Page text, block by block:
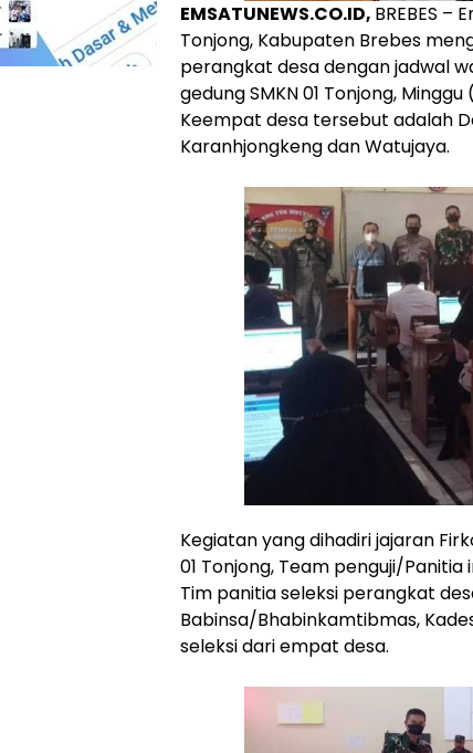
EMSATUNEWS.CO.ID, BREBES
Tonjong, Kabupaten Brebes
perangkat desa dengan jadwal
gedung SMKN 01 Tonjong,
Keempat desa tersebut adalah
Karanhjongkeng dan Watujaya.
Kegiatan yang dihadiri jajaran
01 Tonjong, Team penguji/Panitia
Tim panitia seleksi perangkat
Babinsa/Bhabinkamtibmas,
seleksi dari empat desa.